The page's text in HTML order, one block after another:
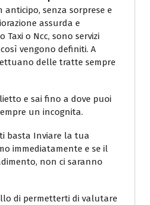
anticipo, senza sorprese e
assurda e
Taxi o Ncc, sono servizi
vengono definiti. A
delle tratte sempre
e sai fino a dove puoi
un incognita.
ti basta Inviare la tua
immediatamente e se il
non ci saranno
di permetterti di valutare